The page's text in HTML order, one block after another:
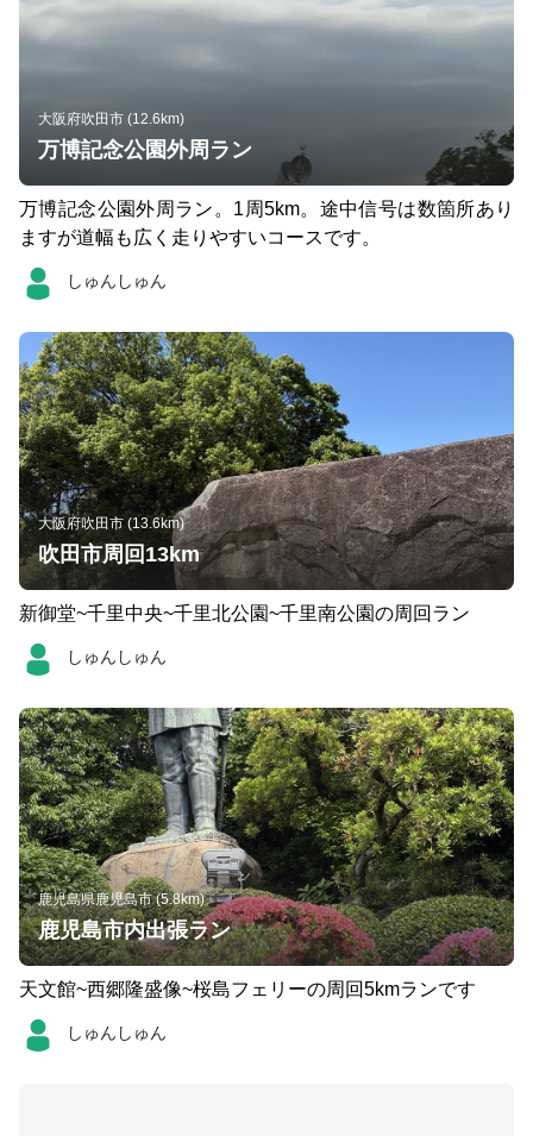
大阪府吹田市 (12.6km)
万博記念公園外周ラン
万博記念公園外周ラン。1周5km。途中信号は数箇所あり
ますが道幅も広く走りやすいコースです。
しゅんしゅん
大阪府吹田市 (13.6km)
吹田市周回13km
新御堂~千里中央~千里北公園~千里南公園の周回ラン
しゅんしゅん
鹿児島県鹿児島市 (5.8km)
鹿児島市内出張ラン
天文館~西郷隆盛像~桜島フェリーの周回5kmランです
しゅんしゅん